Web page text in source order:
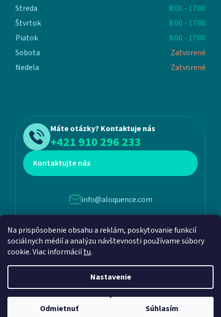
Na prispôsobenie obsahu a reklám, poskytovanie funkcií
sociálnych médií a analýzu návštevnosti používame súbory
cookie. Viac informáciítu.
Nastavenie
Odmietnuť Súhlasím
Streda
8:00 - 17:00
Štvrtok
8:00 - 17:00
Piatok
8:00 - 17:00
Sobota
Zatvorené
Nedela
Zatvorené
Máte otázky? Kontaktuje nás
+421 910 296 233
Kontaktujte nás
info@aloquence.com
Martina Benku 6, 952 01, Vráble
Vytvoril Shoptet a
Adatelier
Copyright 2026Aloquence
. Všetky práva vyhradené.